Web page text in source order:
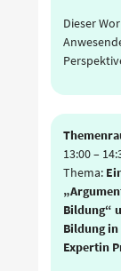
Dieser
13:00–
Thema:
Bildung“
Bildung
Expertin